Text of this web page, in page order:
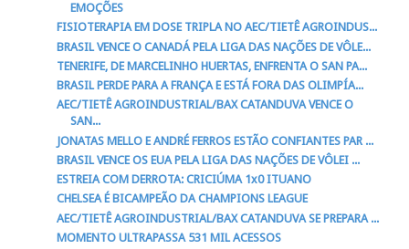
EMOÇÕES
FISIOTERAPIA EM DOSE TRIPLA NO AEC/TIETÊ AGROINDUS...
BRASIL VENCE O CANADÁ PELA LIGA DAS NAÇÕES DE VÔLE...
TENERIFE, DE MARCELINHO HUERTAS, ENFRENTA O SAN PA...
BRASIL PERDE PARA A FRANÇA E ESTÁ FORA DAS OLIMPÍA...
AEC/TIETÊ AGROINDUSTRIAL/BAX CATANDUVA VENCE O
SAN...
JONATAS MELLO E ANDRÉ FERROS ESTÃO CONFIANTES PAR ...
BRASIL VENCE OS EUA PELA LIGA DAS NAÇÕES DE VÔLEI ...
ESTREIA COM DERROTA: CRICIÚMA 1x0 ITUANO
CHELSEA É BICAMPEÃO DA CHAMPIONS LEAGUE
AEC/TIETÊ AGROINDUSTRIAL/BAX CATANDUVA SE PREPARA ...
MOMENTO ULTRAPASSA 531 MIL ACESSOS